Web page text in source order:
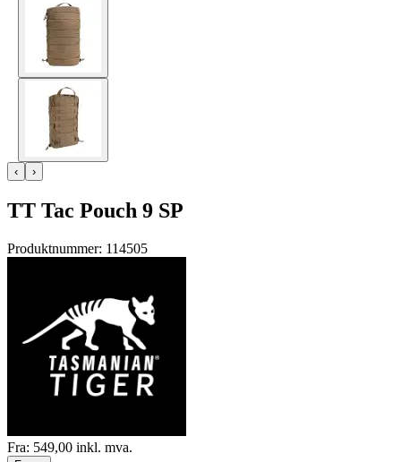
‹ ›
TT Tac Pouch 9 SP
Produktnummer: 114505
Fra: 549,00 inkl. mva.